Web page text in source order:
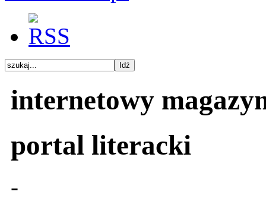
internetowy
portal literacki
-